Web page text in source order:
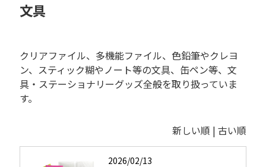
文具
クリアファイル、多機能ファイル、⾊鉛筆やクレヨ
ン、スティック糊やノート等の⽂具、缶ペン等、文
具・ステーショナリーグッズ全般を取り扱っていま
す。
新しい順 | 古い順
2026/02/13